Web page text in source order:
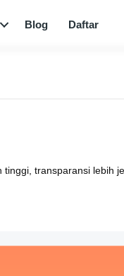
Blog Daftar
transparansi lebih